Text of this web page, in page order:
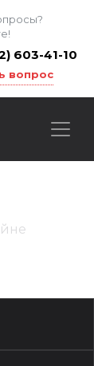
603-41-10
вопрос